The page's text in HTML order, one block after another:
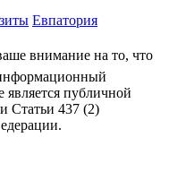
Евпатория
внимание на то, что
является публичной
Статьи 437 (2)